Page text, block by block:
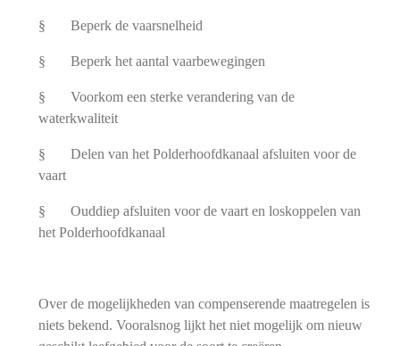
§ Beperk de vaarsnelheid
§ Beperk het aantal vaarbewegingen
§ Voorkom een sterke verandering van de
waterkwaliteit
§ Delen van het Polderhoofdkanaal afsluiten voor de
vaart
§ Ouddiep afsluiten voor de vaart en loskoppelen van
het Polderhoofdkanaal
Over de mogelijkheden van compenserende maatregelen is
niets bekend. Vooralsnog lijkt het niet mogelijk om nieuw